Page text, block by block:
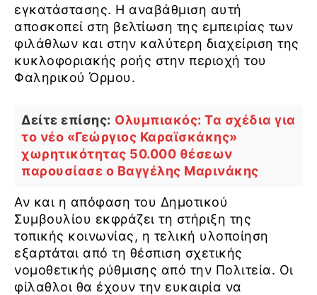
εγκατάστασης. Η αναβάθμιση αυτή
αποσκοπεί στη βελτίωση της εμπειρίας των
φιλάθλων και στην καλύτερη διαχείριση της
κυκλοφοριακής ροής στην περιοχή του
Φαληρικού Όρμου.
Δείτε επίσης: Ολυμπιακός: Τα σχέδια για
το νέο «Γεώργιος Καραϊσκάκης»
χωρητικότητας 50.000 θέσεων
παρουσίασε ο Βαγγέλης Μαρινάκης
Αν και η απόφαση του Δημοτικού
Συμβουλίου εκφράζει τη στήριξη της
τοπικής κοινωνίας, η τελική υλοποίηση
εξαρτάται από τη θέσπιση σχετικής
νομοθετικής ρύθμισης από την Πολιτεία. Οι
φίλαθλοι θα έχουν την ευκαιρία να